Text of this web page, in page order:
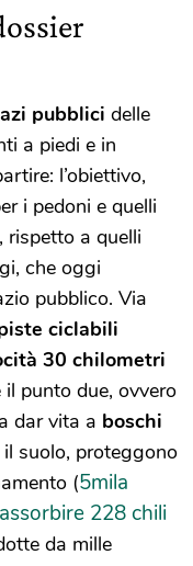
pubblici delle
a piedi e in
l’obiettivo,
i pedoni e quelli
rispetto a quelli
che oggi
pubblico. Via
ciclabili
30 chilometri
punto due, ovvero
dar vita a boschi
suolo, proteggono
(5mila
228 chili
da mille